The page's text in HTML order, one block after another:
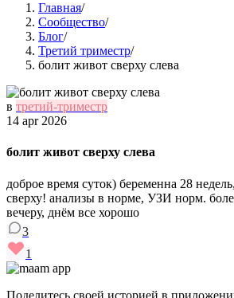
Главная/
Сообщество/
Блог/
Третий триместр/
болит живот сверху слева
в третий-триместр
14 apr 2026
болит живот сверху слева
доброе время суток) беременна 28
сверху! анализы в норме, УЗИ норм.
вечеру, днём все хорошо
3
1
Поделитесь своей историей в